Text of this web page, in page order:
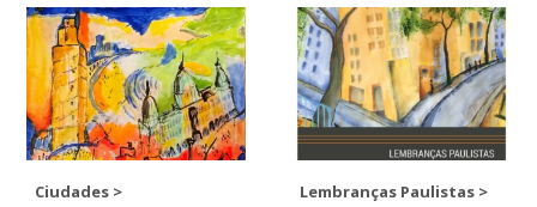
Ciudades
Lembranças Paulistas